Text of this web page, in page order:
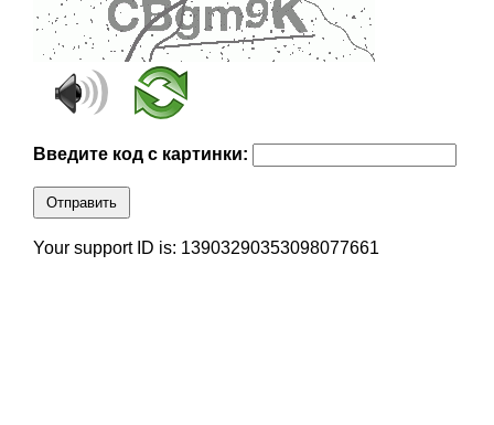
Введите код с картинки:
Отправить
Your support ID is: 13903290353098077661